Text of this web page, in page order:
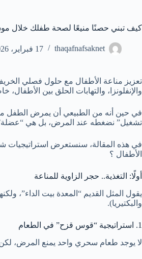
كيف تبني حصنًا منيعًا لصحة طفلك خلال
thaqafnafsaknet 17 فبراير، 2026
تعزيز مناعة الأطفال مع حلول فصلي الخريف
والإنفلونزا، والتهابات الحلق بين
في حين أنه من الطبيعي أن يمرض الطفل
تشغيل” نضغطه عند المرض، بل هي “عضلة”
في هذه المقالة، سنستعرض استراتيجيات
الأطفال ؟
أولًا: التغذية.. حجر الزاوية للمناعة
يقول المثل القديم “المعدة بيت الداء”،
والبكتيريا).
1. استراتيجية “قوس قزح” في الطعام
لا يوجد طعام سحري واحد يمنع المرض،